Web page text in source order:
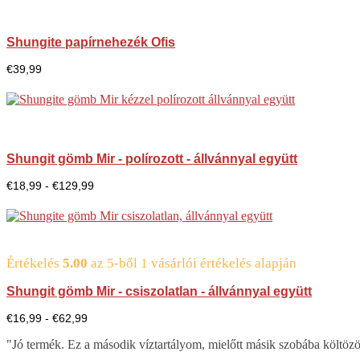
Shungite papírnehezék Ofis
€39,99
Shungit gömb Mir - polírozott - állvánnyal együtt
€18,99 - €129,99Árkategória:
és
között.
Értékelés 5.00 az 5-ből 1 vásárlói értékelés alapján
Shungit gömb Mir - csiszolatlan - állvánnyal együtt
€16,99 - €62,99Árkategória:
€
"Jó termék. Ez a második víztartályom, mielőtt másik szobába